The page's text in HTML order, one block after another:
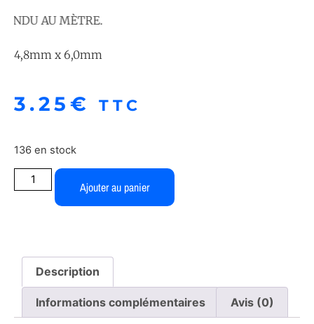
AU MÈTRE.
4,8mm x 6,0mm
3.25 € TTC
136 en stock
Ajouter au panier
Description
Informations complémentaires Avis (0)